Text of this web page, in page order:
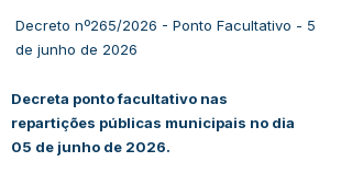
Decreto nº265/2026 - Ponto Facultativo - 5
de junho de 2026
Decreta ponto facultativo nas
repartições públicas municipais no dia
05 de junho de 2026.